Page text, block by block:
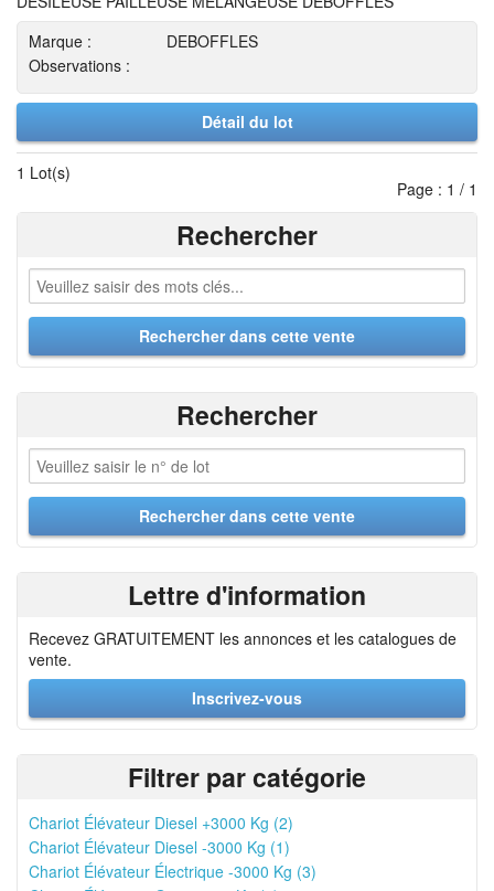
Marque :
DEBOFFLES
Observations :
Détail du lot
1 Lot(s)
Page : 1 / 1
Rechercher
Rechercher
Lettre d'information
Recevez GRATUITEMENT les annonces et les catalogues de
vente.
Inscrivez-vous
Filtrer par catégorie
Chariot Élévateur Diesel +3000 Kg (2)
Chariot Élévateur Diesel -3000 Kg (1)
Chariot Élévateur Électrique -3000 Kg (3)